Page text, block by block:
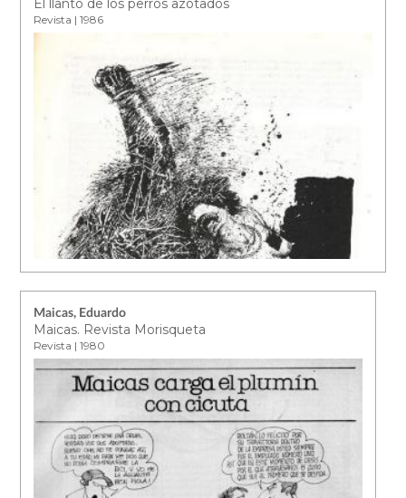
El llanto de los perros azotados
Revista | 1986
Maicas, Eduardo
Maicas. Revista Morisqueta
Revista | 1980